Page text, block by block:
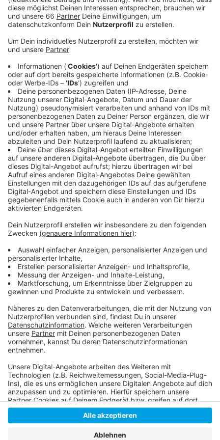
einigen Schulen soll es aber zumindest
Informationsveranstaltungen für die Eltern geben.
Ob es die an der Wunsch-Schule gibt, soll in den
nächsten Tagen auf den Webseiten der Schulen
stehen. Um die Fragen der Eltern rund um den
Schulwechsel zu beantworten, hat die Stadt
außerdem einen Kurzfilm gedreht. Veröffentlicht wird
er Mitte November.
Hotline des Schulverwaltungsamts: 0211 - 8924080
Übersicht der weiterführenden Schulen in Düsseldorf:
Anmeldetermine für die weiterführenden Schulen in
unserer Stadt:
Schule:
Auch an Düsseldorfer Grundschulen keine Tage der
offenen Tür:
Anzeige
Anzeige